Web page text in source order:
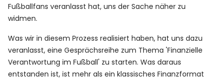
Fußballfans veranlasst hat, uns der Sache näher zu
widmen.
Was wir in diesem Prozess realisiert haben, hat uns dazu
veranlasst, eine Gesprächsreihe zum Thema 'Finanzielle
Verantwortung im Fußball' zu starten. Was daraus
entstanden ist, ist mehr als ein klassisches Finanzformat